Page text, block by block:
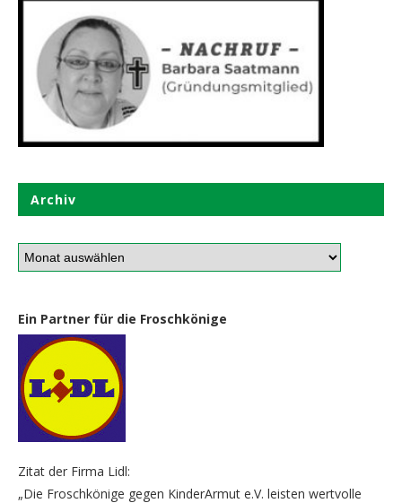
Archiv
Ein Partner für die Froschkönige
Zitat der Firma Lidl:
„Die Froschkönige gegen KinderArmut e.V. leisten wertvolle